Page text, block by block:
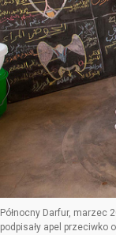
Północny Darfur, marzec
podpisały apel przeciwko